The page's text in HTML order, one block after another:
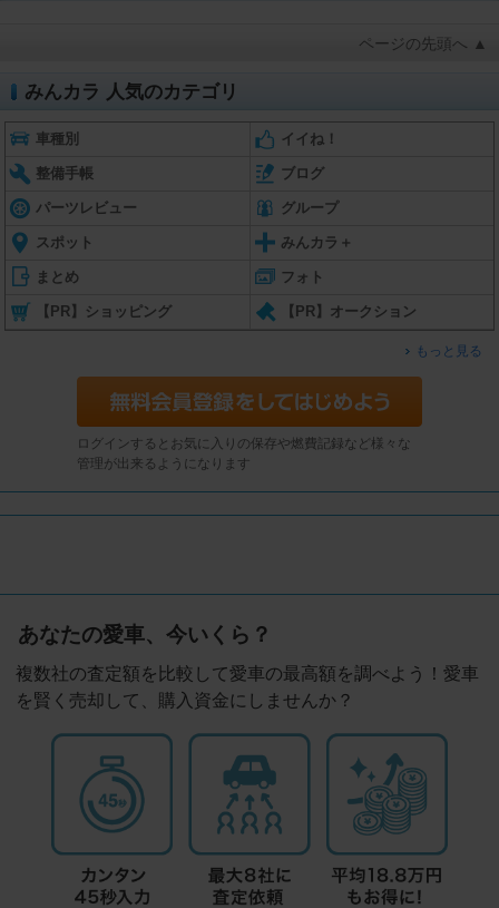
ページの先頭へ ▲
みんカラ 人気のカテゴリ
車種別 イイね！
整備手帳 ブログ
パーツレビュー グループ
スポット みんカラ＋
まとめ フォト
【PR】ショッピング 【PR】オークション
もっと見る
ログインするとお気に入りの保存や燃費記録など様々な
管理が出来るようになります
あなたの愛車、今いくら？
複数社の査定額を比較して愛車の最高額を調べよう！愛車
を賢く売却して、購入資金にしませんか？